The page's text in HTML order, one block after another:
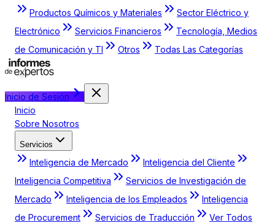
Productos Químicos y Materiales
Sector Eléctrico y
Electrónico
Servicios Financieros
Tecnología, Medios
de Comunicación y TI
Otros Todas Las Categorías
Inicio de Sesión
Inicio
Sobre Nosotros
Servicios
Inteligencia de Mercado
Inteligencia del Cliente
Inteligencia Competitiva
Servicios de Investigación de
Mercado
Inteligencia de los Empleados
Inteligencia
de Procurement
Servicios de Traducción
Ver Todos